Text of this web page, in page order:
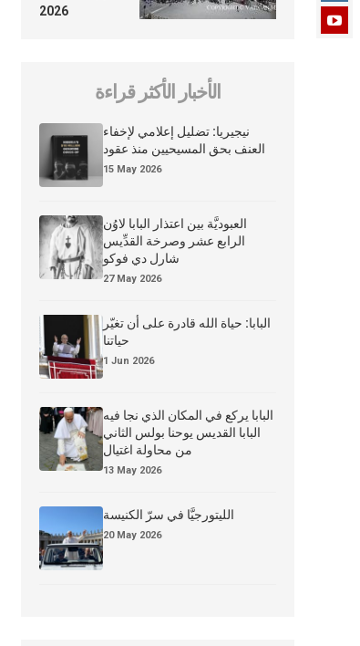
2026
الأخبار الأكثر قراءة
نيجيريا: تضليل إعلامي لإخفاء
العنف بحق المسيحيين منذ عقود
15 May 2026
العبوديَّة بين اعتذار البابا لاوُن
الرابع عشر وصرخة القدِّيس
شارل دي فوكو
27 May 2026
البابا: حياة الله قادرة على أن تغيّر
حياتنا
1 Jun 2026
البابا يركع في المكان الذي نجا فيه
البابا القديس يوحنا بولس الثاني
من محاولة اغتيال
13 May 2026
الليتورجيَّا في سرّ الكنيسة
20 May 2026